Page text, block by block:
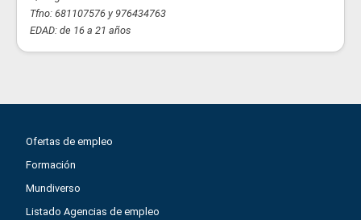
Tfno: 681107576 y 976434763
EDAD: de 16 a 21 años
Ofertas de empleo
Formación
Mundiverso
Listado Agencias de empleo